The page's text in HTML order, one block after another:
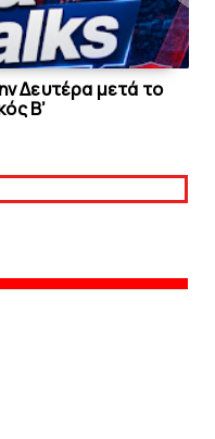
Δευτέρα μετά το
Β’